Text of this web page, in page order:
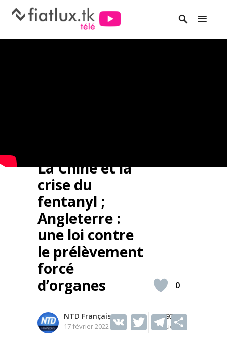
La Chine et la
crise du
fentanyl ;
Angleterre :
une loi contre
le prélèvement
forcé
d’organes
NTD Français
17 février 2022
392
Vues
V T T
0